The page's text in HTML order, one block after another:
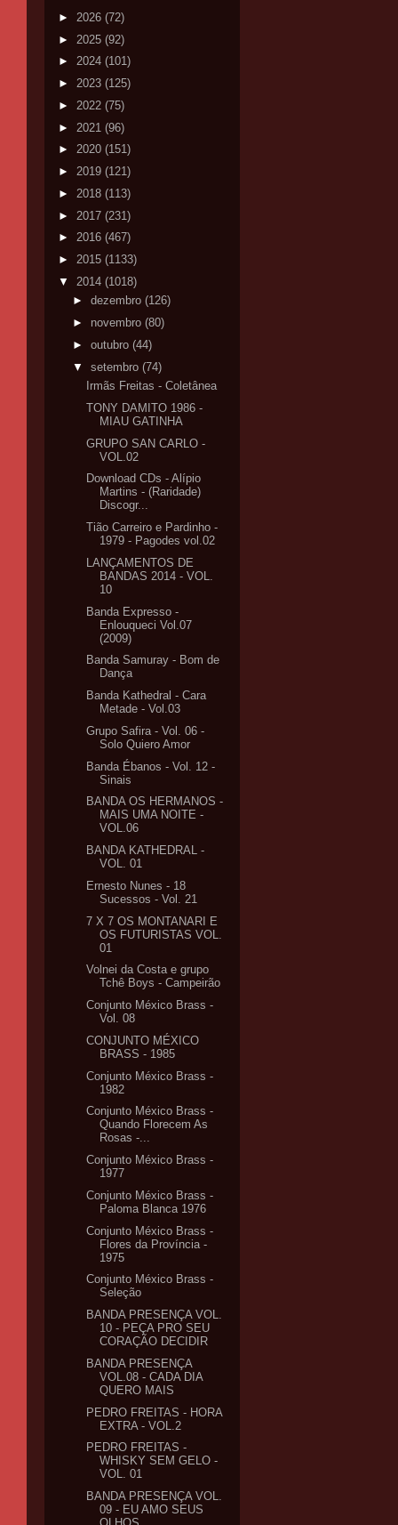
► 2026 (72)
► 2025 (92)
► 2024 (101)
► 2023 (125)
► 2022 (75)
► 2021 (96)
► 2020 (151)
► 2019 (121)
► 2018 (113)
► 2017 (231)
► 2016 (467)
► 2015 (1133)
▼ 2014 (1018)
► dezembro (126)
► novembro (80)
► outubro (44)
▼ setembro (74)
Irmãs Freitas - Coletânea
TONY DAMITO 1986 -
MIAU GATINHA
GRUPO SAN CARLO -
VOL.02
Download CDs - Alípio
Martins - (Raridade)
Discogr...
Tião Carreiro e Pardinho -
1979 - Pagodes vol.02
LANÇAMENTOS DE
BANDAS 2014 - VOL.
10
Banda Expresso -
Enlouqueci Vol.07
(2009)
Banda Samuray - Bom de
Dança
Banda Kathedral - Cara
Metade - Vol.03
Grupo Safira - Vol. 06 -
Solo Quiero Amor
Banda Ébanos - Vol. 12 -
Sinais
BANDA OS HERMANOS -
MAIS UMA NOITE -
VOL.06
BANDA KATHEDRAL -
VOL. 01
Ernesto Nunes - 18
Sucessos - Vol. 21
7 X 7 OS MONTANARI E
OS FUTURISTAS VOL.
01
Volnei da Costa e grupo
Tchê Boys - Campeirão
Conjunto México Brass -
Vol. 08
CONJUNTO MÉXICO
BRASS - 1985
Conjunto México Brass -
1982
Conjunto México Brass -
Quando Florecem As
Rosas -...
Conjunto México Brass -
1977
Conjunto México Brass -
Paloma Blanca 1976
Conjunto México Brass -
Flores da Província -
1975
Conjunto México Brass -
Seleção
BANDA PRESENÇA VOL.
10 - PEÇA PRO SEU
CORAÇÃO DECIDIR
BANDA PRESENÇA
VOL.08 - CADA DIA
QUERO MAIS
PEDRO FREITAS - HORA
EXTRA - VOL.2
PEDRO FREITAS -
WHISKY SEM GELO -
VOL. 01
BANDA PRESENÇA VOL.
09 - EU AMO SEUS